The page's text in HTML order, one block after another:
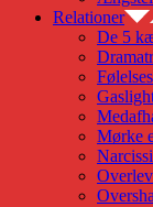
Relationer
De 5
Mørke